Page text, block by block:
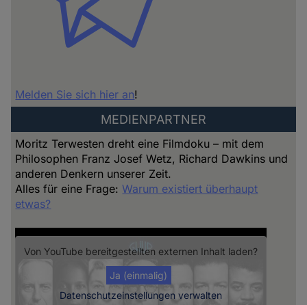
Melden Sie sich hier an!
MEDIENPARTNER
Moritz Terwesten dreht eine Filmdoku – mit dem
Philosophen Franz Josef Wetz, Richard Dawkins und
anderen Denkern unserer Zeit.
Alles für eine Frage: Warum existiert überhaupt
etwas?
Von YouTube bereitgestellten externen Inhalt laden?
Ja (einmalig)
Datenschutzeinstellungen verwalten